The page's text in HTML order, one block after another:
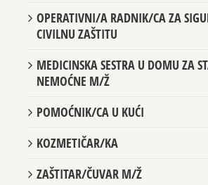
OPERATIVNI/A RADNIK/CA ZA
CIVILNU ZAŠTITU
MEDICINSKA SESTRA U DOMU ZA
NEMOĆNE M/Ž
POMOĆNIK/CA U KUĆI
KOZMETIČAR/KA
ZAŠTITAR/ČUVAR M/Ž